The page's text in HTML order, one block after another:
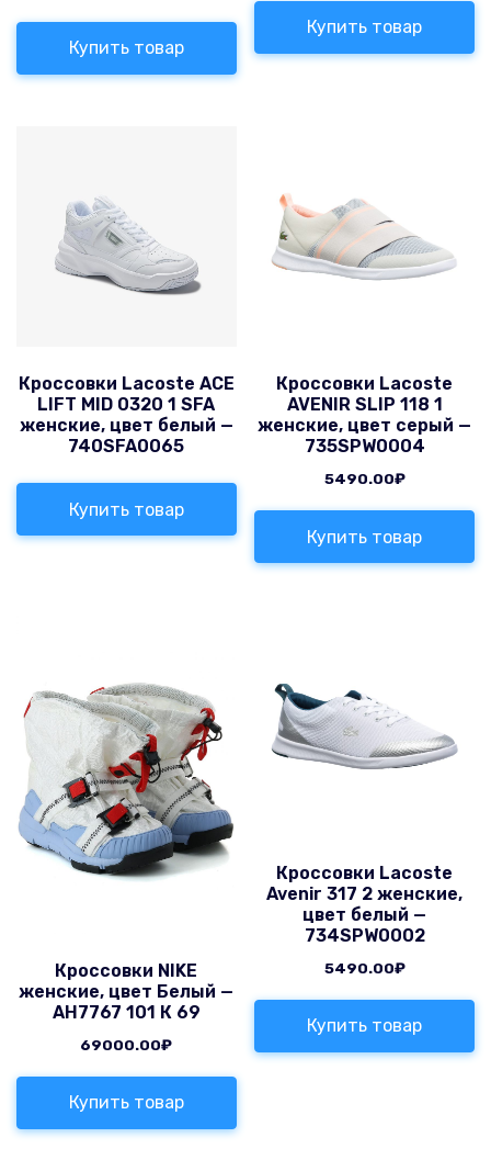
Купить товар
Купить товар
Кроссовки Lacoste ACE
LIFT MID 0320 1 SFA
женские, цвет белый —
740SFA0065
Купить товар
Кроссовки Lacoste
AVENIR SLIP 118 1
женские, цвет серый —
735SPW0004
5490.00₽
Купить товар
Кроссовки NIKE
женские, цвет Белый —
AH7767 101 К 69
69000.00₽
Купить товар
Кроссовки Lacoste
Avenir 317 2 женские,
цвет белый —
734SPW0002
5490.00₽
Купить товар